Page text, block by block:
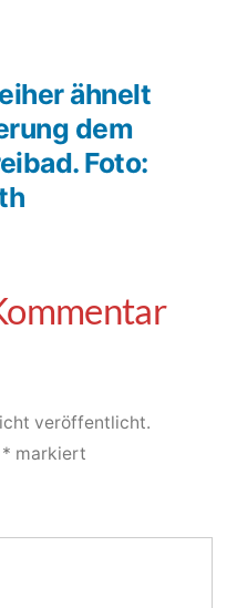
ähnelt
dem
Foto:
veröffentlicht.
* markiert